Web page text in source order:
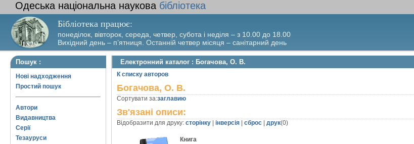
Одеська національна наукова бібліотека
Бібліотека працює:
понеділок, вівторок, середа, четвер, субота і неділя – з 10.00 до 18.00
Вихідний день – п’ятниця. Останній четвер місяця – санітарний день
Пошук :
Нові надходження
Простий пошук
Автори
Видавництва
Серії
Тезауруси
Електронний каталог : Богачова, О. В.
К списку авторов
Богачова, О. В.
Сортувати за:заглавию
Зв'язані описи:
Відобразити для друку: сторінку інверсія сброс друк(0)
Книга